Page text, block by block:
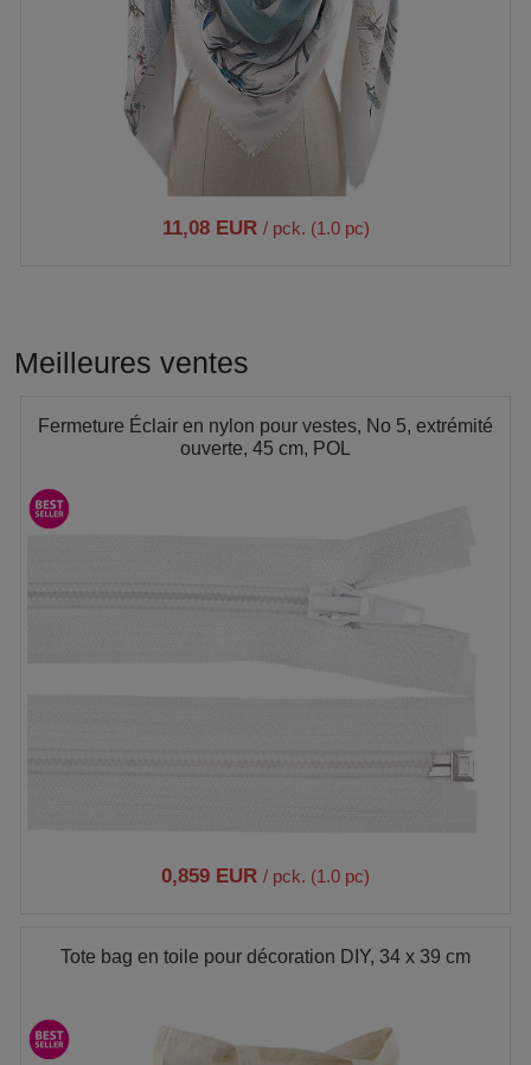
11,08 EUR / pck. (1.0 pc)
Meilleures ventes
Fermeture Éclair en nylon pour vestes, No 5, extrémité
ouverte, 45 cm, POL
0,859 EUR / pck. (1.0 pc)
Tote bag en toile pour décoration DIY, 34 x 39 cm